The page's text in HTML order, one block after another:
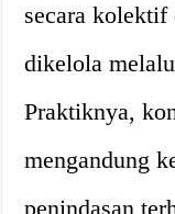
secara kolektif
dikelola
Praktiknya,
mengandung
penindasan